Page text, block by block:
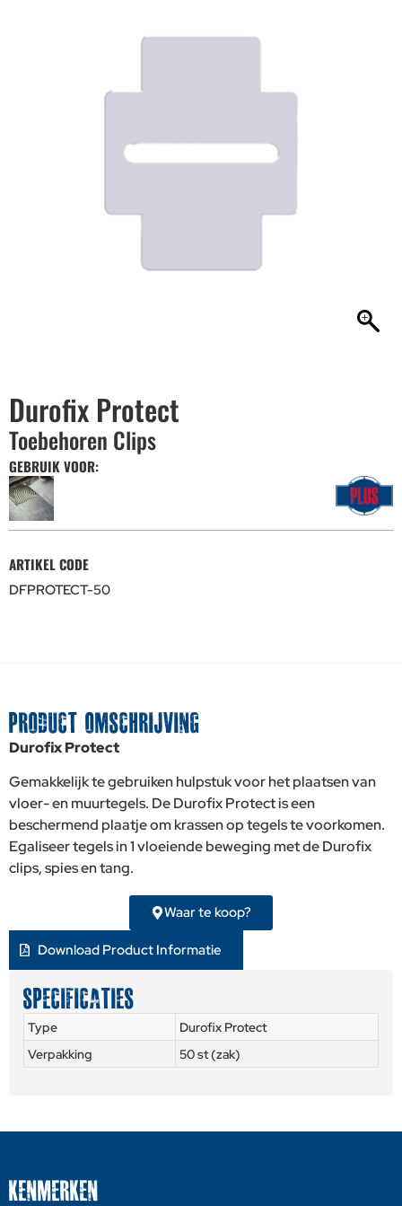
Durofix Protect
Toebehoren Clips
GEBRUIK VOOR:
ARTIKEL CODE
DFPROTECT-50
PRODUCT OMSCHRIJVING
Durofix Protect
Gemakkelijk te gebruiken hulpstuk voor het plaatsen van
vloer- en muurtegels. De Durofix Protect is een
beschermend plaatje om krassen op tegels te voorkomen.
Egaliseer tegels in 1 vloeiende beweging met de Durofix
clips, spies en tang.
Waar te koop?
Download Product Informatie
SPECIFICATIES
Type
Durofix Protect
Verpakking
50 st (zak)
KENMERKEN